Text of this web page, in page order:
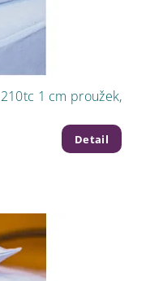
1 cm proužek,
Detail